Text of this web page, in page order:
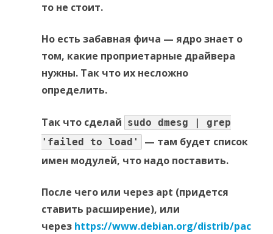
то не стоит.
Но есть забавная фича — ядро знает о
том, какие проприетарные драйвера
нужны. Так что их несложно
определить.
Так что сделай sudo dmesg | grep
'failed to load'
— там будет список
имен модулей, что надо поставить.
После чего или через apt (придется
ставить расширение), или
через https://www.debian.org/distrib/pac